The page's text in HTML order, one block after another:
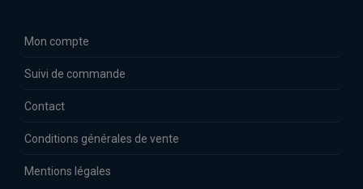
Mon compte
Suivi de commande
Contact
Conditions générales de vente
Mentions légales